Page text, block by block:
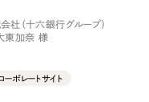
物）
社（十六銀行グループ）
東加奈 様
ーポレートサイト